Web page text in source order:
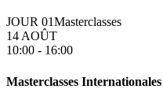
JOUR 01Masterclasses
14 AOÛT
10:00 - 16:00
Masterclasses Internationales